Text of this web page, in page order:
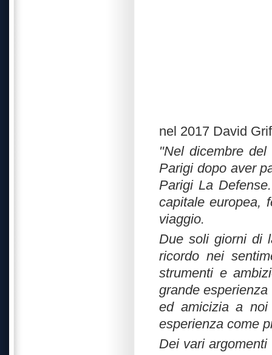
nel 2017 David
"Nel dicembre
Parigi dopo aver
Parigi La
capitale europea,
viaggio.
Due soli giorni di
ricordo nei
strumenti e
grande
ed amicizia a noi
esperienza come
Dei vari